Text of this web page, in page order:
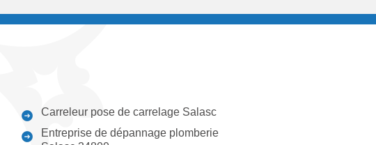
Carreleur pose de carrelage Salasc
Entreprise de dépannage plomberie